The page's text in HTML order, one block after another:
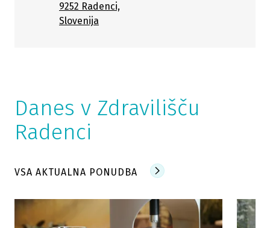
9252 Radenci,
Slovenija
Danes v Zdravilišču
Radenci
VSA AKTUALNA PONUDBA